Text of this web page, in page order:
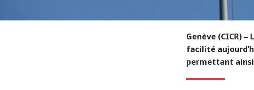
Genève (CICR) –
facilité
permettant ainsi